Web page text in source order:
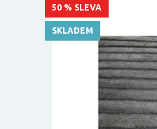
50 % SLEVA
SKLADEM